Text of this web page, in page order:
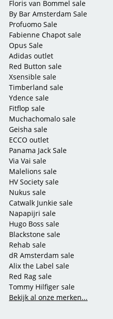
Floris van Bommel sale
By Bar Amsterdam Sale
Profuomo Sale
Fabienne Chapot sale
Opus Sale
Adidas outlet
Red Button sale
Xsensible sale
Timberland sale
Ydence sale
Fitflop sale
Muchachomalo sale
Geisha sale
ECCO outlet
Panama Jack Sale
Via Vai sale
Malelions sale
HV Society sale
Nukus sale
Catwalk Junkie sale
Napapijri sale
Hugo Boss sale
Blackstone sale
Rehab sale
dR Amsterdam sale
Alix the Label sale
Red Rag sale
Tommy Hilfiger sale
Bekijk al onze merken...